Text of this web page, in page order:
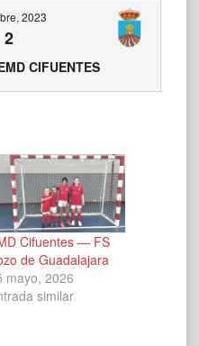
2023
2
CIFUENTES
Cifuentes — FS
de Guadalajara
mayo, 2026
similar